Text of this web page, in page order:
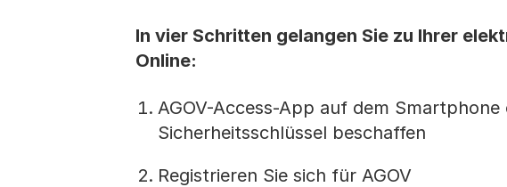
In vier Schritten gelangen Sie zu Ihrer
Online:
AGOV-Access-App auf dem
Sicherheitsschlüssel beschaffen
Registrieren Sie sich für AGOV